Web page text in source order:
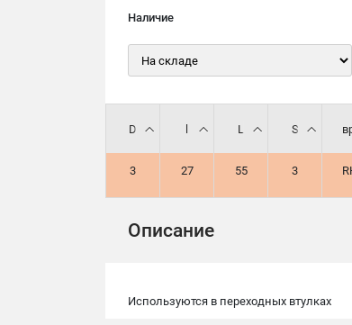
Наличие
D
3
l
27
L
55
S
3
Описание
Используются в переходных втулках